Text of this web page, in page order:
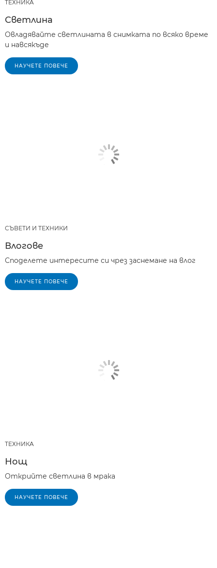
ТЕХНИКA
Светлина
Овладявайте светлината в снимката по всяко време
и навсякъде
НАУЧЕТЕ ПОВЕЧЕ
СЪВЕТИ И ТЕХНИКИ
Влогове
Споделете интересите си чрез заснемане на влог
НАУЧЕТЕ ПОВЕЧЕ
ТЕХНИКA
Нощ
Открийте светлина в мрака
НАУЧЕТЕ ПОВЕЧЕ